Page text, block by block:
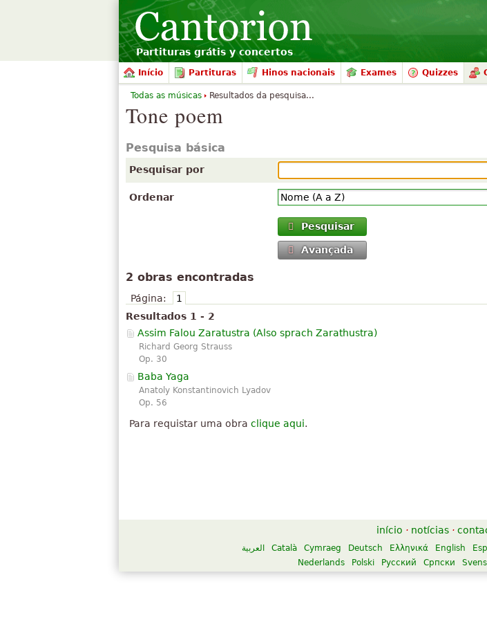
Partituras grátis y concertos
Início Partituras Hinos nacionais Exames Quizzes
Tone poem
Pesquisa básica
Pesquisar por
Ordenar
Pesquisar
Avançada
2 obras encontradas
Página:
1
Resultados 1 - 2
Assim Falou Zaratustra (Also sprach Zarathustra)
Richard Georg Strauss
Op. 30
Baba Yaga
Anatoly Konstantinovich Lyadov
Op. 56
Para requistar uma obra clique aqui.
Todas as músicas Resultados da pesquisa...
início · notícias ·
العربية Català Cymraeg Deutsch Ελληνικά English
Nederlands
Polski Русский Српски